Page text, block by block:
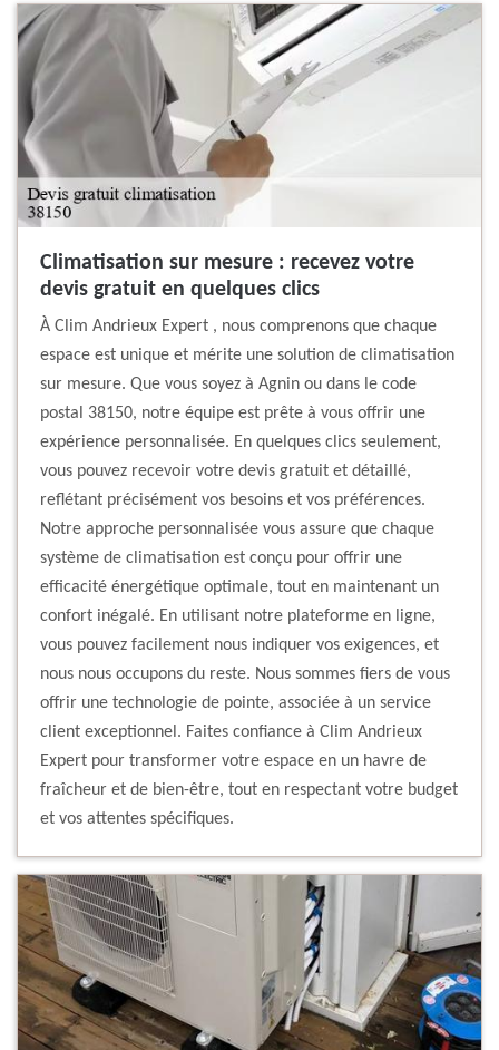
Climatisation sur mesure : recevez votre
devis gratuit en quelques clics
À Clim Andrieux Expert , nous comprenons que chaque
espace est unique et mérite une solution de climatisation
sur mesure. Que vous soyez à Agnin ou dans le code
postal 38150, notre équipe est prête à vous offrir une
expérience personnalisée. En quelques clics seulement,
vous pouvez recevoir votre devis gratuit et détaillé,
reflétant précisément vos besoins et vos préférences.
Notre approche personnalisée vous assure que chaque
système de climatisation est conçu pour offrir une
efficacité énergétique optimale, tout en maintenant un
confort inégalé. En utilisant notre plateforme en ligne,
vous pouvez facilement nous indiquer vos exigences, et
nous nous occupons du reste. Nous sommes fiers de vous
offrir une technologie de pointe, associée à un service
client exceptionnel. Faites confiance à Clim Andrieux
Expert pour transformer votre espace en un havre de
fraîcheur et de bien-être, tout en respectant votre budget
et vos attentes spécifiques.